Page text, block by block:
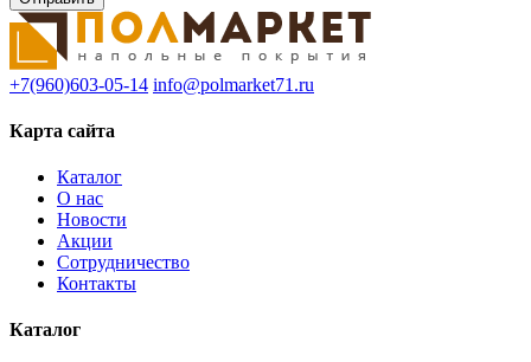
+7(960)603-05-14 info@polmarket71.ru
Карта сайта
Каталог
О нас
Новости
Акции
Сотрудничество
Контакты
Каталог